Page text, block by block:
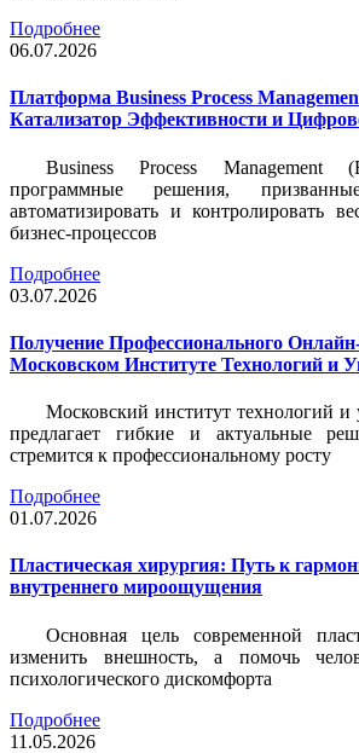
Подробнее
06.07.2026
Платформа Business Process
Катализатор Эффективности и
Business Process
программные решения,
автоматизировать и контролировать
бизнес-процессов
Подробнее
03.07.2026
Получение Профессионального
Московском Институте Технологий и
Московский институт технологий
предлагает гибкие и актуальные
стремится к профессиональному росту
Подробнее
01.07.2026
Пластическая хирургия: Путь к
внутреннего мироощущения
Основная цель современной
изменить внешность, а помочь
психологического дискомфорта
Подробнее
11.05.2026